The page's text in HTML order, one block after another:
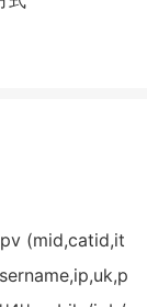
(mid,catid,it